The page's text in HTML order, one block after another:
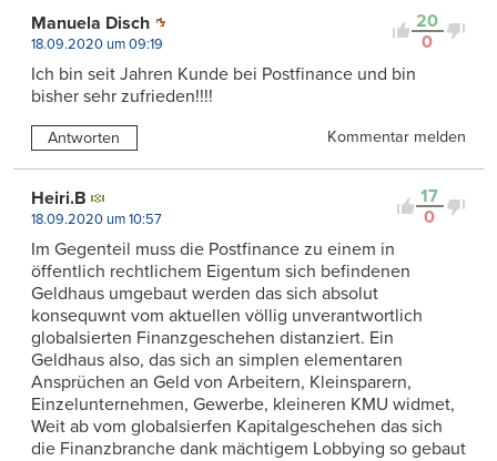
20
0
Manuela Disch
18.09.2020 um 09:19
Ich bin seit Jahren Kunde bei Postfinance und bin
bisher sehr zufrieden!!!!
Antworten Kommentar melden
17
0
Heiri.B
18.09.2020 um 10:57
Im Gegenteil muss die Postfinance zu einem in
öffentlich rechtlichem Eigentum sich befindenen
Geldhaus umgebaut werden das sich absolut
konsequwnt vom aktuellen völlig unverantwortlich
globalsierten Finanzgeschehen distanziert. Ein
Geldhaus also, das sich an simplen elementaren
Ansprüchen an Geld von Arbeitern, Kleinsparern,
Einzelunternehmen, Gewerbe, kleineren KMU widmet,
Weit ab vom globalsierfen Kapitalgeschehen das sich
die Finanzbranche dank mächtigem Lobbying so gebaut